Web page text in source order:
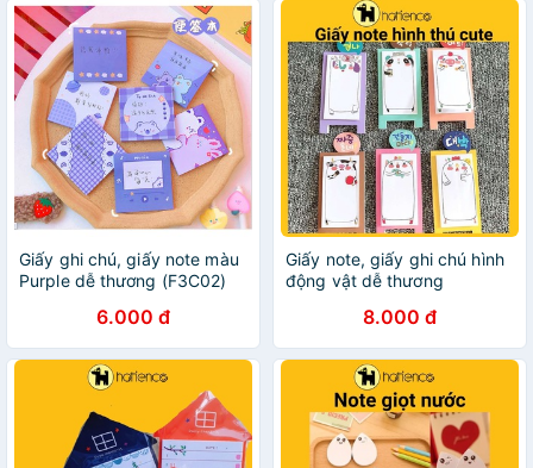
Giấy ghi chú, giấy note màu
Purple dễ thương (F3C02)
6.000 đ
Giấy note, giấy ghi chú hình
động vật dễ thương
8.000 đ